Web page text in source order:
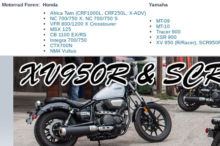
Motorrad Foren: Honda
Yamaha
Africa Twin (CRF1000L, CRF250L, X-ADV)
NC 700/750 X, NC 700/750 S
VFR 800/1200 X Crosstourer
MSX 125
CB 1100 EX/RS
Integra 700/750
CTX700N
NM4 Vultus
MT-09
MT-10
Tracer 900
XSR 900
XV 950 (R/Racer),